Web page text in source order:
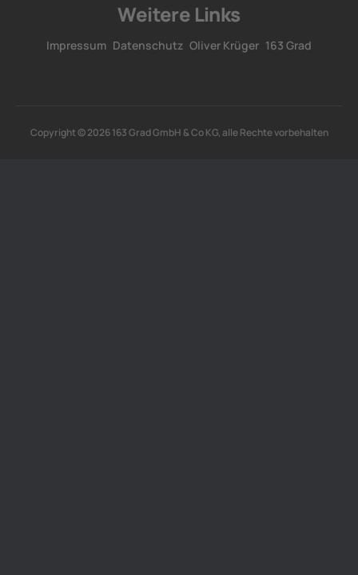
Weitere Links
Impressum Datenschutz Oliver Krüger 163 Grad
Copyright © 2026 163 Grad GmbH & Co KG, alle Rechte vorbehalten